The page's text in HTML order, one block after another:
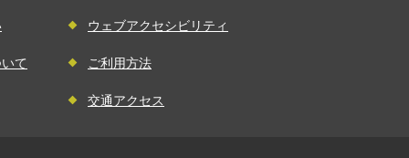
ウェブアクセシビリティ
て ご利用方法
交通アクセス